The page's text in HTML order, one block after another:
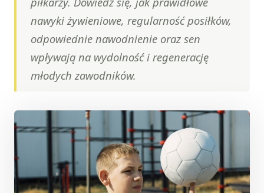
nawyki żywieniowe, regularność posiłków,
odpowiednie nawodnienie oraz sen
wpływają na wydolność i regenerację
młodych zawodników.